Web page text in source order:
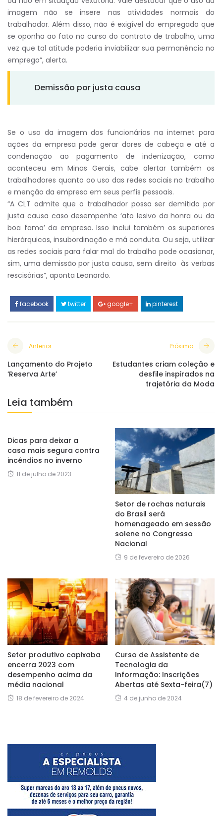
imagem não se insere nas atividades normais do
trabalhador. Além disso, não é exigível do empregado que
se oponha ao fato no curso do contrato de trabalho, uma
vez que tal atitude poderia inviabilizar sua permanência no
emprego”, alerta.
Demissão por justa causa
Se o uso da imagem dos funcionários na internet para
ações da empresa pode gerar dores de cabeça e até a
condenação ao pagamento de indenização, como
aconteceu em Minas Gerais, cabe alertar também os
trabalhadores quanto ao uso das redes sociais no trabalho
e menção da empresa em seus perfis pessoais.
“A CLT admite que o trabalhador possa ser demitido por
justa causa caso desempenhe ‘ato lesivo da honra ou da
boa fama’ da empresa. Isso inclui também os superiores
hierárquicos, insubordinação e má conduta. Ou seja, utilizar
as redes sociais para falar mal do trabalho pode ocasionar,
sim, uma demissão por justa causa, sem direito às verbas
rescisórias”, aponta Leonardo.
facebook twitter google+ pinterest
Anterior
Lançamento do Projeto
‘Reserva Arte’
Próximo
Estudantes criam coleção e
desfile inspirados na
trajetória da Moda
Leia também
Dicas para deixar a
casa mais segura contra
incêndios no inverno
11 de julho de 2023
Setor de rochas naturais
do Brasil será
homenageado em sessão
solene no Congresso
Nacional
9 de fevereiro de 2026
Setor produtivo capixaba
encerra 2023 com
desempenho acima da
média nacional
18 de fevereiro de 2024
Curso de Assistente de
Tecnologia da
Informação: Inscrições
Abertas até Sexta-feira(7)
4 de junho de 2024